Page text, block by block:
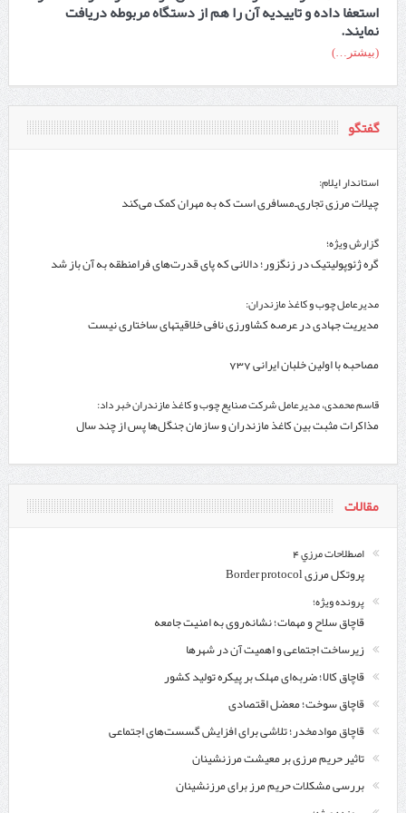
استعفا داده و تاییدیه آن را هم از دستگاه مربوطه دریافت
نمایند.
(بیشتر…)
گفتگو
استاندار ایلام:
چیلات مرزی تجاری‌ـ‌مسافری است که به مهران کمک می‌کند
گزارش ویژه؛
گره ژئوپولیتیک در زنگزور؛ دالانی که پای قدرت‌های فرامنطقه به آن باز شد
مدیرعامل چوب و کاغذ مازندران:
مدیریت جهادی در عرصه کشاورزی نافی خلاقیتهای ساختاری نیست
مصاحبه با اولین خلبان ایرانی 737
قاسم محمدی، مدیرعامل شرکت صنایع چوب و کاغذ مازندران خبر داد:
مذاکرات مثبت بین کاغذ مازندران و سازمان جنگل‌ها پس از چند سال
مقالات
اصطلاحات مرزي 4
پروتکل مرزی Border protocol
پرونده ویژه؛
قاچاق سلاح و مهمات؛ نشانه‌روی به امنیت جامعه
زیرساخت اجتماعی و اهمیت آن در شهرها
قاچاق کالا؛ ضربه‌ای مهلک بر پیکره تولید کشور
قاچاق سوخت؛ معضل اقتصادی
قاچاق موادمخدر؛ تلاشی برای افزایش گسست‌های اجتماعی
تاثیر حریم مرزی بر معیشت مرزنشینان
بررسی مشکلات حریم مرز برای مرزنشینان